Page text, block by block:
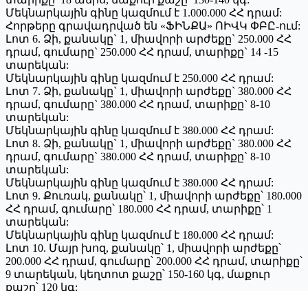
Մեկնարկային գինը կազմում է 1.000.000 ՀՀ դրամ:
Հորթերը գրավադրված են «ՖԻՆՔԱ» ՈԻՎԿ ՓԲԸ-ում:
Լոտ 6. Ձի, քանակը` 1, միավորի արժեքը` 250.000 ՀՀ
դրամ, գումարը` 250.000 ՀՀ դրամ, տարիքը` 14 -15
տարեկան:
Մեկնարկային գինը կազմում է 250.000 ՀՀ դրամ:
Լոտ 7. Ձի, քանակը` 1, միավորի արժեքը` 380.000 ՀՀ
դրամ, գումարը` 380.000 ՀՀ դրամ, տարիքը` 8-10
տարեկան:
Մեկնարկային գինը կազմում է 380.000 ՀՀ դրամ:
Լոտ 8. Ձի, քանակը` 1, միավորի արժեքը` 380.000 ՀՀ
դրամ, գումարը` 380.000 ՀՀ դրամ, տարիքը` 8-10
տարեկան:
Մեկնարկային գինը կազմում է 380.000 ՀՀ դրամ:
Լոտ 9. Քուռակ, քանակը՝ 1, միավորի արժեքը՝ 180.000
ՀՀ դրամ, գումարը՝ 180.000 ՀՀ դրամ, տարիքը՝ 1
տարեկան:
Մեկնարկային գինը կազմում է 180.000 ՀՀ դրամ:
Լոտ 10. Մայր խոզ, քանակը՝ 1, միավորի արժեքը՝
200.000 ՀՀ դրամ, գումարը՝ 200.000 ՀՀ դրամ, տարիքը՝
9 տարեկան, կեղտոտ քաշը՝ 150-160 կգ, մաքուր
քաշը՝ 120 կգ: